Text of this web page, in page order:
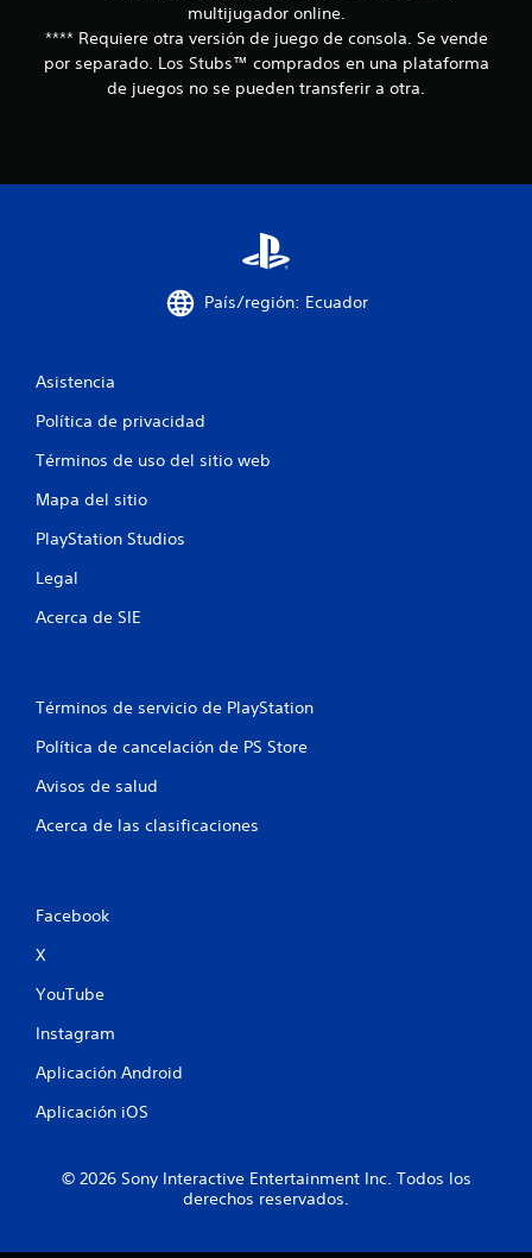
f
a
multijugador online.
**** Requiere otra versión de juego de consola. Se vende
por separado. Los Stubs™ comprados en una plataforma
de juegos no se pueden transferir a otra.
País/región: Ecuador
Asistencia
Política de privacidad
Términos de uso del sitio web
Mapa del sitio
PlayStation Studios
Legal
Acerca de SIE
Términos de servicio de PlayStation
Política de cancelación de PS Store
Avisos de salud
Acerca de las clasificaciones
Facebook
X
YouTube
Instagram
Aplicación Android
Aplicación iOS
© 2026 Sony Interactive Entertainment Inc. Todos los
derechos reservados.